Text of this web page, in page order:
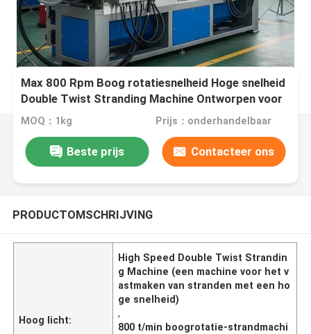
Max 800 Rpm Boog rotatiesnelheid Hoge snelheid
Double Twist Stranding Machine Ontworpen voor
1250 toepasselijke spoel verzekeren kabel
stranding
MOQ：1kg Prijs：onderhandelbaar
Beste prijs Contacteer ons
PRODUCTOMSCHRIJVING
Hoog licht:
High Speed Double Twist Strandin
g Machine (een machine voor het v
astmaken van stranden met een ho
ge snelheid)
,
800 t/min boogrotatie-strandmachi